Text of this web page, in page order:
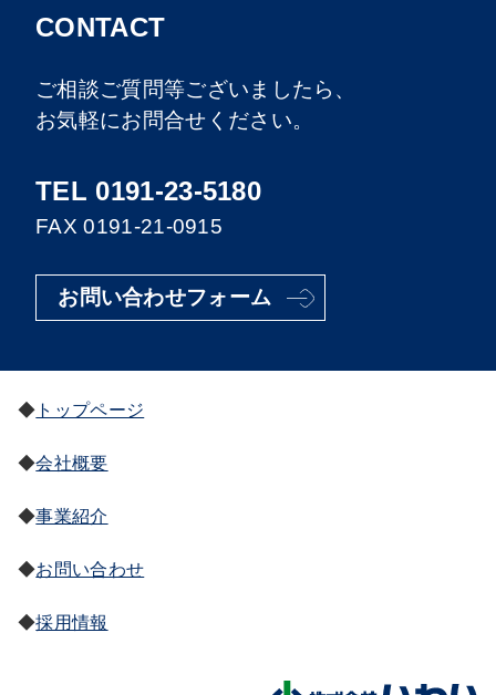
CONTACT
ご相談ご質問等ございましたら、
お気軽にお問合せください。
TEL 0191-23-5180
FAX 0191-21-0915
お問い合わせフォーム
トップページ
会社概要
事業紹介
お問い合わせ
採用情報